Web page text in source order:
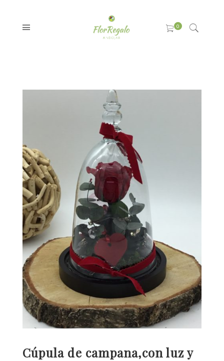
Cúpula de campana,con luz y